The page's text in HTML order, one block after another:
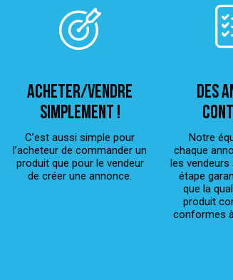
ACHETER/VENDRE
simplement !
C’est aussi simple pour
l’acheteur de commander un
produit que pour le vendeur
de créer une annonce.
Des
Notre
chaque
les vendeurs
étape
que la
produit
conformes